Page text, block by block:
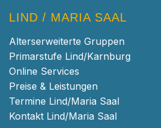
LIND / MARIA SAAL
Alterserweiterte Gruppen
Primarstufe Lind/Karnburg
Online Services
Preise & Leistungen
Termine Lind/Maria Saal
Kontakt Lind/Maria Saal